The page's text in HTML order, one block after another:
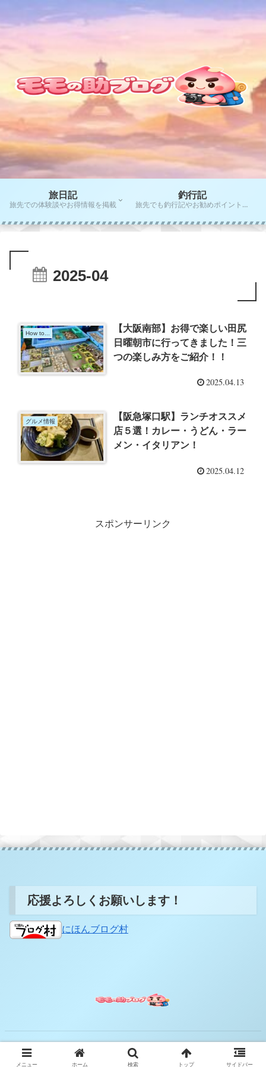
旅日記
旅先での体験談やお得情報を掲載
釣行記
旅先でも釣行記やお勧めポイントをご紹介！！
2025-04
How to...
【大阪南部】お得で楽しい田尻
日曜朝市に行ってきました！三
つの楽しみ方をご紹介！！
2025.04.13
グルメ情報
【阪急塚口駅】ランチオススメ
店５選！カレー・うどん・ラー
メン・イタリアン！
2025.04.12
スポンサーリンク
応援よろしくお願いします！
にほんブログ村
© 2022 モモの助の旅日記.
メニュー ホーム 検索 トップ サイドバー